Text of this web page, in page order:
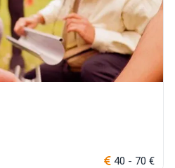
40 - 70 €